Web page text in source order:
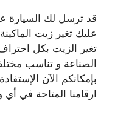
قد ترسل لك السيارة
عليك تغير زيت
تغير الزيت بكل
الصناعة و تناسب
بإمكانكم الآن
ارقامنا المتاحة في